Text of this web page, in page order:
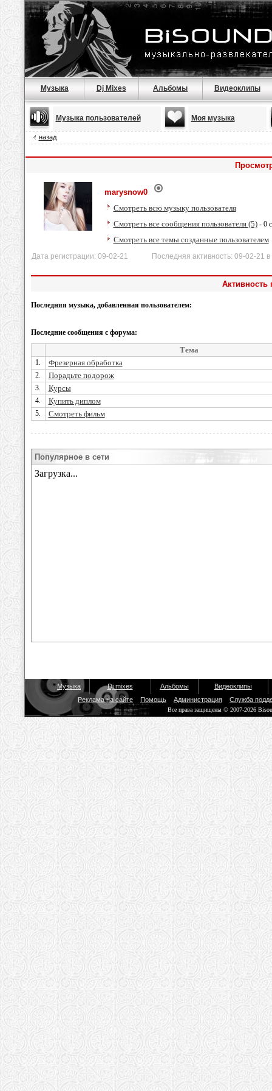
Музыка Dj Mixes Альбомы Видеоклипы
Музыка пользователей Моя музыка
назад
marysnow0
Смотреть всю музыку пользователя
Смотреть все сообщения пользователя (5)- 0
Смотреть все темы созданные пользователем
Дата регистрации: 09-02-21 Последняя активность: 09-02-21 в
Активность
Последняя музыка, добавленная пользователем:
Последние сообщения с форума:
Тема
1. Фрезерная обработка
2. Порадьте подорож
3. Курсы
4. Купить диплом
5. Смотреть фильм
Популярное в сети
Музыка Dj mixes Альбомы
Видеоклипы
Реклама на сайте
Помощь Администрация Служба
Все права защищены © 2007-2026